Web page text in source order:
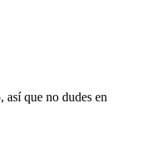
así que no dudes en